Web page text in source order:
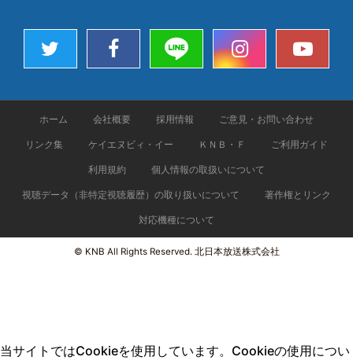
ホーム 会社概要 採用情報 ご意見・お問い合わせ
リンク集 ケイエヌビィ・イー ＫＮＢ・Ｆ ご利用ガイド
利用規約 個人情報の取扱いについて
視聴データ（非特定視聴履歴）の取り扱いについて 著作権とリンク
対応機種について
© KNB All Rights Reserved. 北日本放送株式会社